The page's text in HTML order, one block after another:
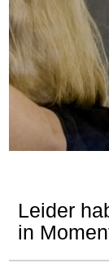
Leider
in